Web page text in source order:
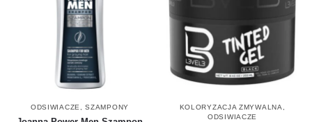
ODSIWIACZE ,SZAMPONY KOLORYZACJA ZMYWALNA
ODSIWIACZE